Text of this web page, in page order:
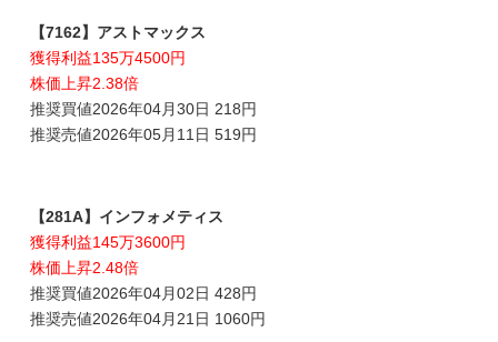
【7162】アストマックス
獲得利益135万4500円
株価上昇2.38倍
推奨買値2026年04月30日 218円
推奨売値2026年05月11日 519円
【281A】インフォメティス
獲得利益145万3600円
株価上昇2.48倍
推奨買値2026年04月02日 428円
推奨売値2026年04月21日 1060円